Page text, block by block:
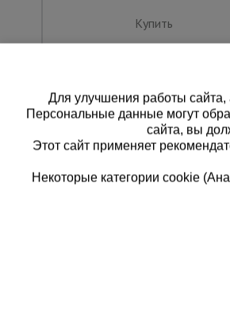
Купить
Для улучшения работы
Персональные данные могут
сайта, вы
Этот сайт применяет
Некоторые категории cookie